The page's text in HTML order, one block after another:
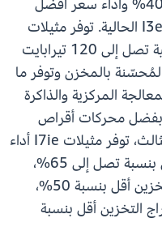
حوسبة أفضل بنسبة تصل إلى 40% وأداء سعر أفضل
بنسبة 20% مقارنة بمثيلات I3en الحالية. توفر مثيلات
i7ie كثافة تخزين NVMe محلية تصل إلى 120 تيرابايت
بالمخزن وتوفر ما
المركزية والذاكرة
بفضل محركات أقراص
AWS Nitro SSD من الجيل الثالث، توفر مثيلات I7ie أداء
تخزين أفضل في الوقت الفعلي بنسبة تصل إلى 65%،
وزمن استجابة إدخال/إخراج التخزين أقل بنسبة 50%،
التخزين أقل بنسبة